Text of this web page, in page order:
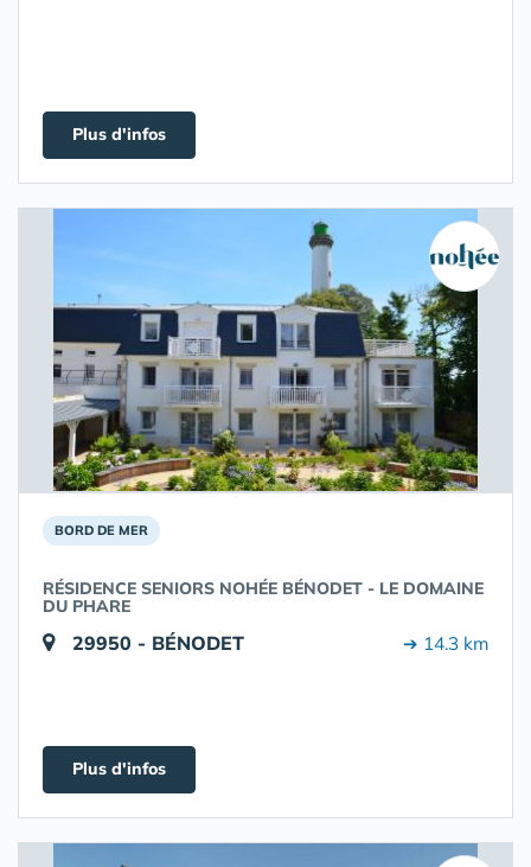
Plus d'infos
BORD DE MER
RÉSIDENCE SENIORS NOHÉE BÉNODET - LE DOMAINE
DU PHARE
29950 - BÉNODET ➔ 14.3 km
Plus d'infos